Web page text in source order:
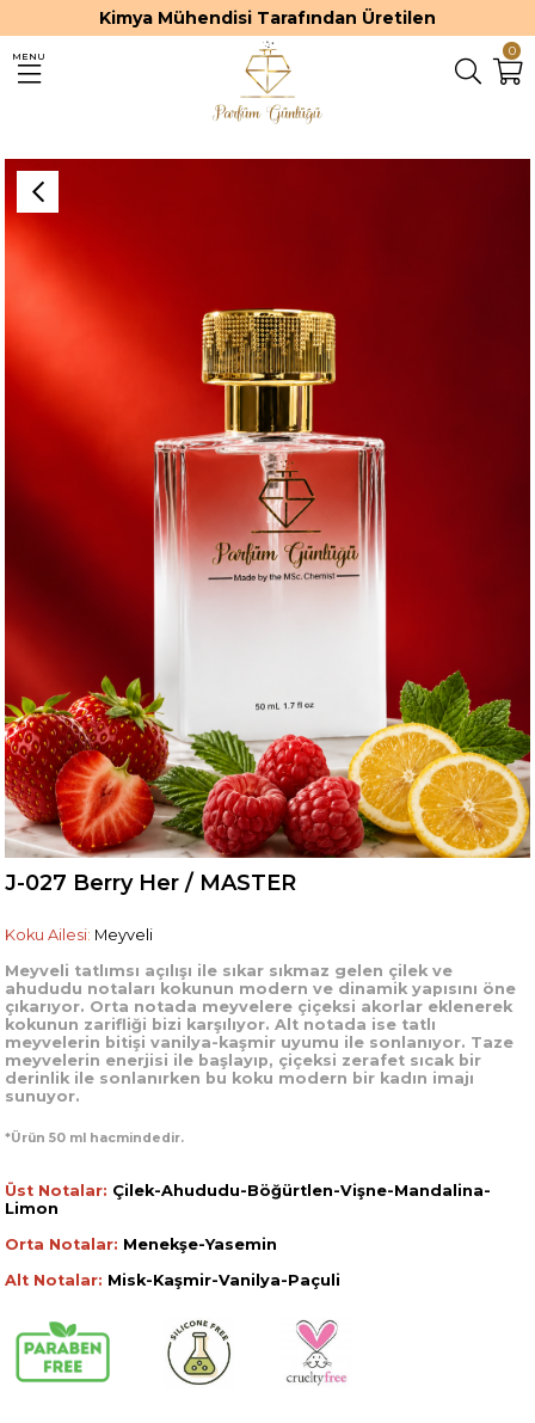
Kimya Mühendisi Tarafından Üretilen
0
MENU
J-027 Berry Her / MASTER
Koku Ailesi: Meyveli
Meyveli tatlımsı açılışı ile sıkar sıkmaz gelen çilek ve
ahududu notaları kokunun modern ve dinamik yapısını öne
çıkarıyor. Orta notada meyvelere çiçeksi akorlar eklenerek
kokunun zarifliği bizi karşılıyor. Alt notada ise tatlı
meyvelerin bitişi vanilya-kaşmir uyumu ile sonlanıyor. Taze
meyvelerin enerjisi ile başlayıp, çiçeksi zerafet sıcak bir
derinlik ile sonlanırken bu koku modern bir kadın imajı
sunuyor.
*Ürün 50 ml hacmindedir.
Üst Notalar: Çilek-Ahududu-Böğürtlen-Vişne-Mandalina-
Limon
Orta Notalar: Menekşe-Yasemin
Alt Notalar: Misk-Kaşmir-Vanilya-Paçuli